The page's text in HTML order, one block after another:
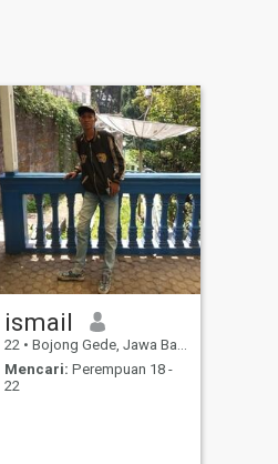
ismail
22 • Bojong Gede, Jawa Barat, Indonesia
Mencari: Perempuan 18 -
22